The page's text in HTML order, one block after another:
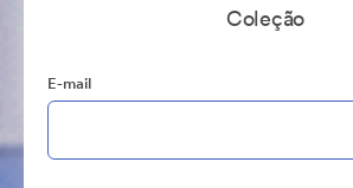
Coleção
E-mail